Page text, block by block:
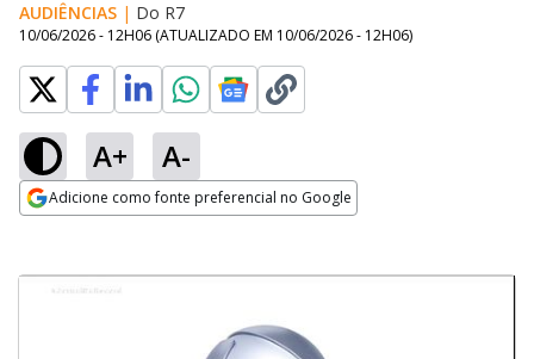
AUDIÊNCIAS | Do R7
10/06/2026 - 12H06 (ATUALIZADO EM 10/06/2026 - 12H06)
A+ A-
Adicione como fonte preferencial no Google